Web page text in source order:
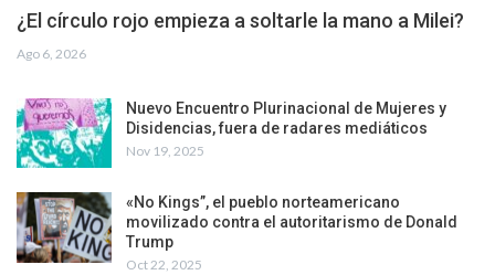
¿El círculo rojo empieza a soltarle la mano a Milei?
Ago 6, 2026
Nuevo Encuentro Plurinacional de Mujeres y
Disidencias, fuera de radares mediáticos
Nov 19, 2025
«No Kings”, el pueblo norteamericano
movilizado contra el autoritarismo de Donald
Trump
Oct 22, 2025